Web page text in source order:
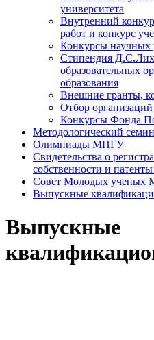
университета
Внутренний
работ и конкурс
Конкурсы
Стипендия
образовательных
образования
Внешние гранты,
Отбор
Конкурсы Фонда
Методологический
Олимпиады МПГУ
Свидетельства о
собственности и
Совет Молодых
Выпускные
Выпускные